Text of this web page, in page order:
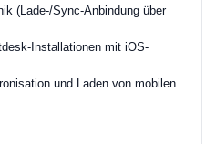
(Lade-/Sync-Anbindung über
Installationen mit iOS-
und Laden von mobilen